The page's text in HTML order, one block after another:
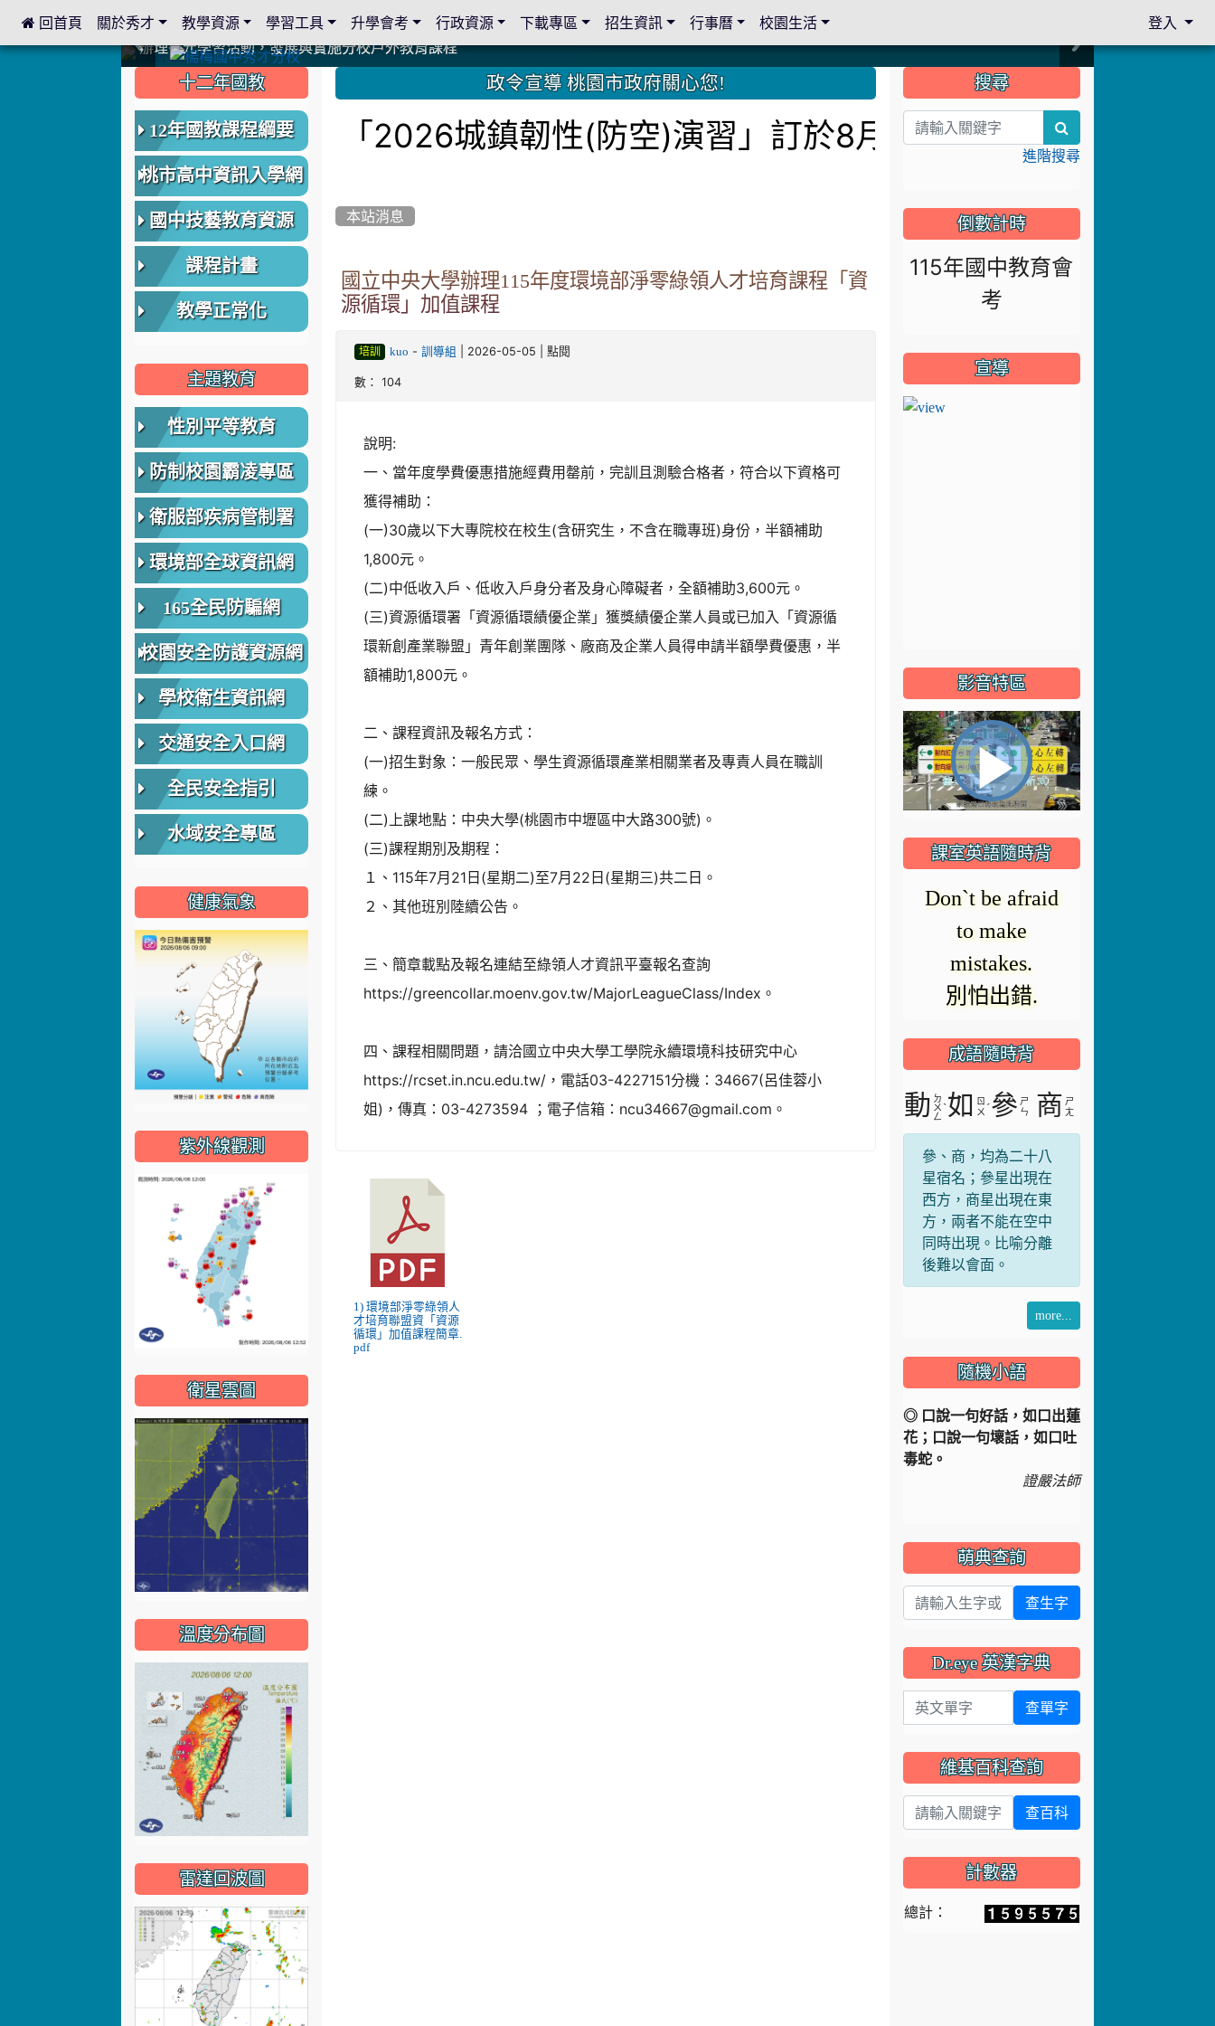
中國信託商業銀行 2023.04.22 愛傳球計畫
中國信託商業銀行 2023.04.22 愛傳球計畫
辦理多元學習活動，發展與實施分校戶外教育課程
辦理多元學習活動，發展與實施分校戶外教育課程
爭取社會資源，傳愛與溫暖：2024.3.19 桃園市家長會與桃園女子美容商業童也工會義剪活動
爭取社會資源，傳愛與溫暖：2024.3.19 桃園市家長會與桃園女子美容商業童也工會義剪活動
112學年度畢業學生與師長合照
112學年度畢業學生與師長合照
辦理多元學習活動，發展與實施分校戶外教育課程
辦理多元學習活動，發展與實施分校戶外教育課程
爭取社會資源，傳愛與溫暖：110.12.22 國際獅子會與本校師生歲末感恩活動
爭取社會資源，傳愛與溫暖：110.12.22 國際獅子會與本校師生歲末感恩活動
爭取社會資源，傳愛與溫暖：110.12.22 國際獅子會贈送本校學生耶誕禮物
爭取社會資源，傳愛與溫暖：110.12.22 國際獅子會贈送本校學生耶誕禮物
112.9.27參觀客家博覽會
112.9.27參觀客家博覽會
2023.12.27 國際獅子會贈送本校學生耶誕禮物
2023.12.27 國際獅子會贈送本校學生耶誕禮物
2023.12.27 國際獅子會贊助本校學生獎助學金
2023.12.27 國際獅子會贊助本校學生獎助學金
2023.12.27 聖誕感恩歌謠競賽；本校師生與國際獅子會獅兄、師姐同樂
2023.12.27 聖誕感恩歌謠競賽；本校師生與國際獅子會獅兄、師姐同樂
建置優質學習空間；合作互惠，建立良善公共關係
建置優質學習空間；合作互惠，建立良善公共關係
::: 政令宣導 桃園市政府關心您!
「2026城鎮韌性(防空)演習」訂於8月13日下午14:30至
本站消息
國立中央大學辦理115年度環境部淨零綠領人才培育課程「資
源循環」加值課程
培訓 kuo - 訓導組 | 2026-05-05 | 點閱
數： 104
說明:
一、當年度學費優惠措施經費用罄前，完訓且測驗合格者，符合以下資格可
獲得補助：
(一)30歲以下大專院校在校生(含研究生，不含在職專班)身份，半額補助
1,800元。
(二)中低收入戶、低收入戶身分者及身心障礙者，全額補助3,600元。
(三)資源循環署「資源循環績優企業」獲獎績優企業人員或已加入「資源循
環新創產業聯盟」青年創業團隊、廠商及企業人員得申請半額學費優惠，半
額補助1,800元。
二、課程資訊及報名方式：
(一)招生對象：一般民眾、學生資源循環產業相關業者及專責人員在職訓
練。
(二)上課地點：中央大學(桃園市中壢區中大路300號)。
(三)課程期別及期程：
１、115年7月21日(星期二)至7月22日(星期三)共二日。
２、其他班別陸續公告。
三、簡章載點及報名連結至綠領人才資訊平臺報名查詢
https://greencollar.moenv.gov.tw/MajorLeagueClass/Index。
四、課程相關問題，請洽國立中央大學工學院永續環境科技研究中心
https://rcset.in.ncu.edu.tw/，電話03-4227151分機：34667(呂佳蓉小
姐)，傳真：03-4273594 ；電子信箱：ncu34667@gmail.com。
1) 環境部淨零綠領人
才培育聯盟資「資源
循環」加值課程簡章.
pdf
::: 十二年國教
12年國教課程綱要
桃市高中資訊入學網
國中技藝教育資源
課程計畫
教學正常化
主題教育
性別平等教育
防制校園霸凌專區
衛服部疾病管制署
環境部全球資訊網
165全民防騙網
校園安全防護資源網
學校衛生資訊網
交通安全入口網
全民安全指引
水域安全專區
健康氣象
紫外線觀測
衛星雲圖
溫度分布圖
雷達回波圖
::: 搜尋
進階搜尋
倒數計時
115年國中教育會
考
宣導
影音特區
視
頻
播
放
器
正
在
載
入。
播
放
影
片
課室英語隨時背
Clap your
hands.
拍手.
動 如ㄖ 參ㄕ
商ㄕ
參、商，均為二十八
星宿名；參星出現在
西方，商星出現在東
方，兩者不能在空中
同時出現。比喻分離
後難以會面。
◎ 口說一句好話，如口出蓮
花；口說一句壞話，如口吐
毒蛇。
證嚴法師
查生字
英文單字 查單字
查百科
::: 回首頁 關於秀才 教學資源 學習工具 升學會考 行政資源 下載專區 招生資訊 行事曆 校園生活 登入